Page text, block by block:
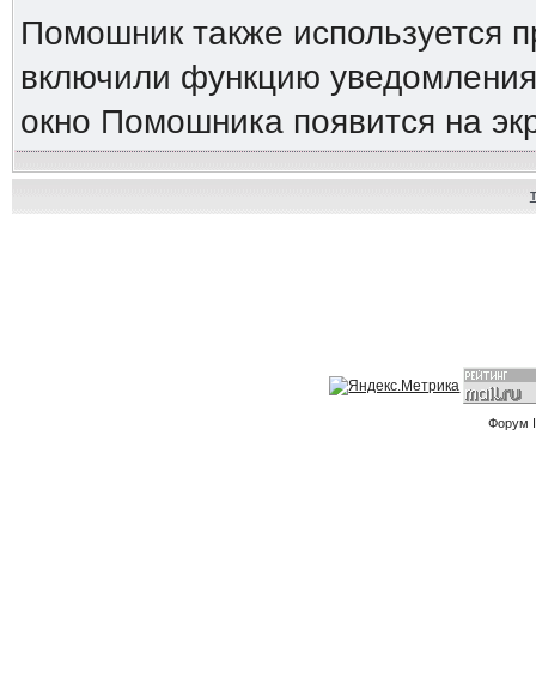
Помошник также используется
включили функцию
окно Помошника появится на
Форум